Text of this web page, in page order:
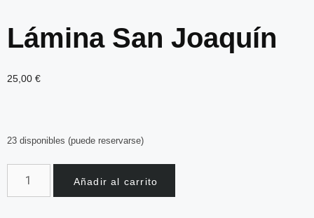
Lámina San Joaquín
25,00 €
23 disponibles (puede reservarse)
Añadir al carrito